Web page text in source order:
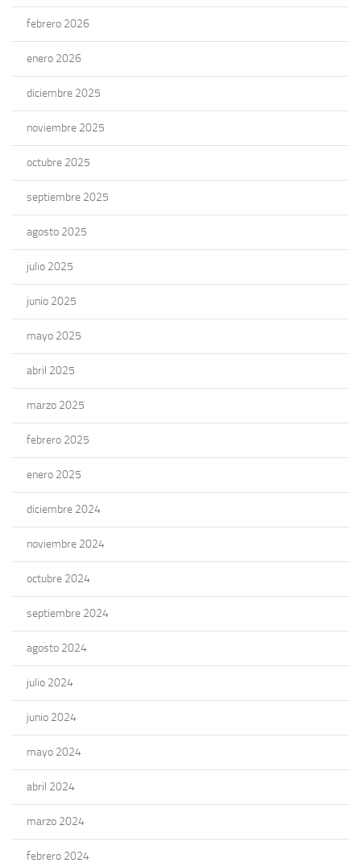
febrero 2026
enero 2026
diciembre 2025
noviembre 2025
octubre 2025
septiembre 2025
agosto 2025
julio 2025
junio 2025
mayo 2025
abril 2025
marzo 2025
febrero 2025
enero 2025
diciembre 2024
noviembre 2024
octubre 2024
septiembre 2024
agosto 2024
julio 2024
junio 2024
mayo 2024
abril 2024
marzo 2024
febrero 2024